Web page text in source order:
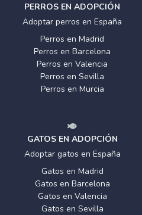
PERROS EN ADOPCIÓN
Adoptar perros en España
Perros en Madrid
Perros en Barcelona
Perros en Valencia
Perros en Sevilla
Perros en Murcia
GATOS EN ADOPCIÓN
Adoptar gatos en España
Gatos en Madrid
Gatos en Barcelona
Gatos en Valencia
Gatos en Sevilla